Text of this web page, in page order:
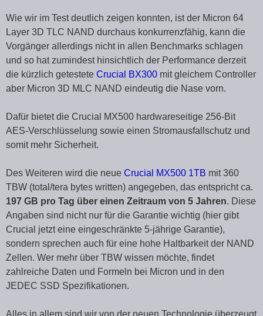
Wie wir im Test deutlich zeigen konnten, ist der Micron 64
Layer 3D TLC NAND durchaus konkurrenzfähig, kann die
Vorgänger allerdings nicht in allen Benchmarks schlagen
und so hat zumindest hinsichtlich der Performance derzeit
die kürzlich getestete Crucial BX300 mit gleichem Controller
aber Micron 3D MLC NAND eindeutig die Nase vorn.
Dafür bietet die Crucial MX500 hardwareseitige 256-Bit
AES-Verschlüsselung sowie einen Stromausfallschutz und
somit mehr Sicherheit.
Des Weiteren wird die neue Crucial MX500 1TB mit 360
TBW (total/tera bytes written) angegeben, das entspricht ca.
197 GB pro Tag über einen Zeitraum von 5 Jahren. Diese
Angaben sind nicht nur für die Garantie wichtig (hier gibt
Crucial jetzt eine eingeschränkte 5-jährige Garantie),
sondern sprechen auch für eine hohe Haltbarkeit der NAND
Zellen. Wer mehr über TBW wissen möchte, findet
zahlreiche Daten und Formeln bei Micron und in den
JEDEC SSD Spezifikationen.
Alles in allem sind wir von der neuen Technologie überzeugt